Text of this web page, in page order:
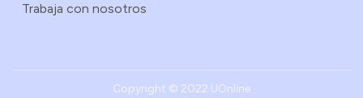
Trabaja con nosotros
Copyright © 2022 UOnline